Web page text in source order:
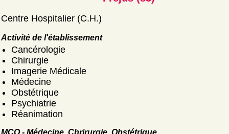
Centre Hospitalier (C.H.)
Activité de l'établissement
Cancérologie
Chirurgie
Imagerie Médicale
Médecine
Obstétrique
Psychiatrie
Réanimation
MCO - Médecine, Chrirurgie, Obstétrique